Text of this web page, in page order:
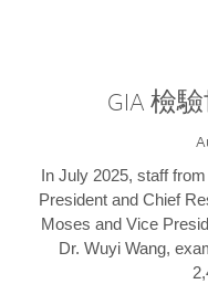
GIA 檢
In July 2025, staff
President and Chief
Moses and Vice
Dr. Wuyi Wang,